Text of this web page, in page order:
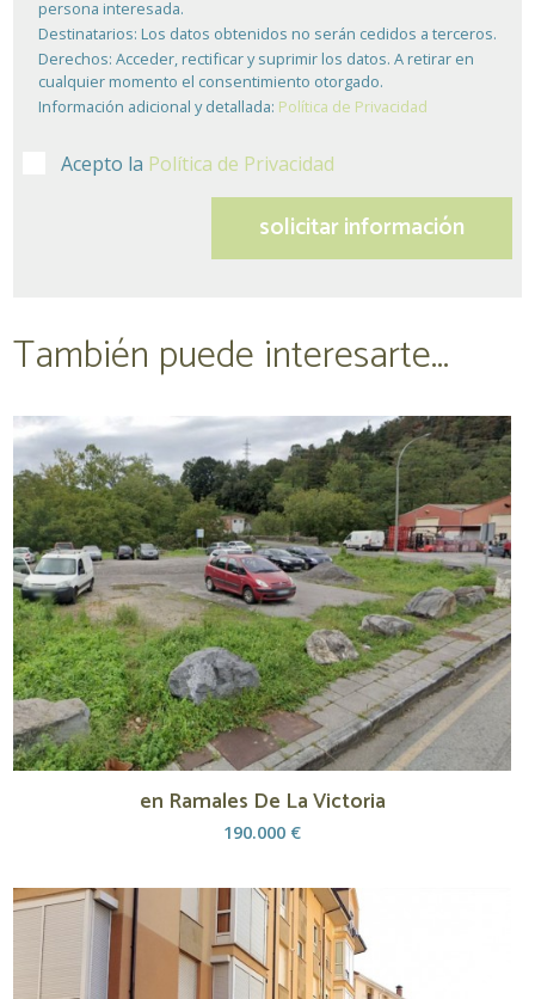
persona interesada.
Destinatarios: Los datos obtenidos no serán cedidos a terceros.
Derechos: Acceder, rectificar y suprimir los datos. A retirar en
cualquier momento el consentimiento otorgado.
Información adicional y detallada: Política de Privacidad
Acepto la Política de Privacidad
También puede interesarte...
en Ramales De La Victoria
190.000 €